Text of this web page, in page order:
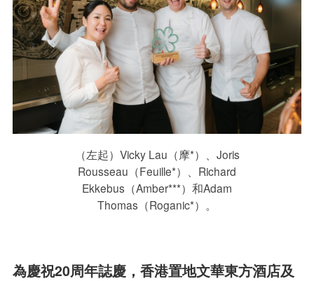
（左起）Vicky Lau（摩*）、Joris
Rousseau（Feuille*）、Richard
Ekkebus（Amber***）和Adam
Thomas（Roganic*）。
為慶祝20周年誌慶，香港置地文華東方酒店及